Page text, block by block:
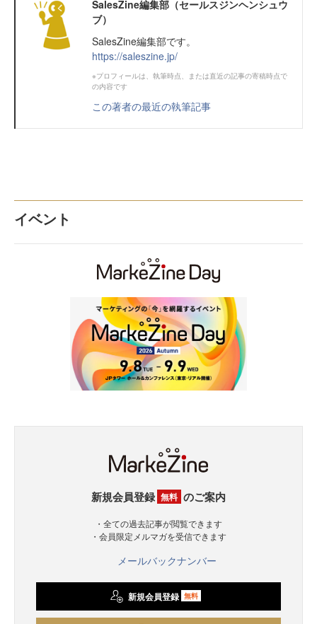
SalesZine編集部（セールスジンヘンシュウ
ブ）
SalesZine編集部です。
https://saleszine.jp/
※プロフィールは、執筆時点、または直近の記事の寄稿時点で
の内容です
この著者の最近の執筆記事
イベント
新規会員登録 無料 のご案内
・全ての過去記事が閲覧できます
・会員限定メルマガを受信できます
メールバックナンバー
新規会員登録 無料